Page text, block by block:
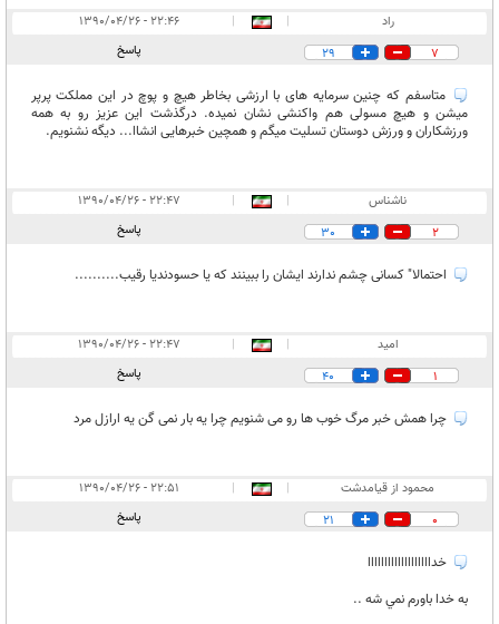
راد |
|
۲۲:۴۶ - ۱۳۹۰/۰۴/۲۶
7
29 پاسخ
متاسفم که چنین سرمایه های با ارزشی بخاطر هیچ و پوچ در این مملکت پرپر
میشن و هیچ مسولی هم واکنشی نشان نمیده. درگذشت این عزیز رو به همه
ورزشکاران و ورزش دوستان تسلیت میگم و همچین خبرهایی انشاا... دیگه نشنویم.
ناشناس |
|
۲۲:۴۷ - ۱۳۹۰/۰۴/۲۶
2
30 پاسخ
احتمالا" کسانی چشم ندارند ایشان را ببینند که یا حسودندیا رقیب..........
امید |
|
۲۲:۴۷ - ۱۳۹۰/۰۴/۲۶
1
40 پاسخ
چرا همش خبر مرگ خوب ها رو می شنویم چرا یه بار نمی گن یه ارازل مرد
محمود از قيامدشت |
|
۲۲:۵۱ - ۱۳۹۰/۰۴/۲۶
0
21 پاسخ
خدااااااااااااااااااا
به خدا باورم نمي شه ..